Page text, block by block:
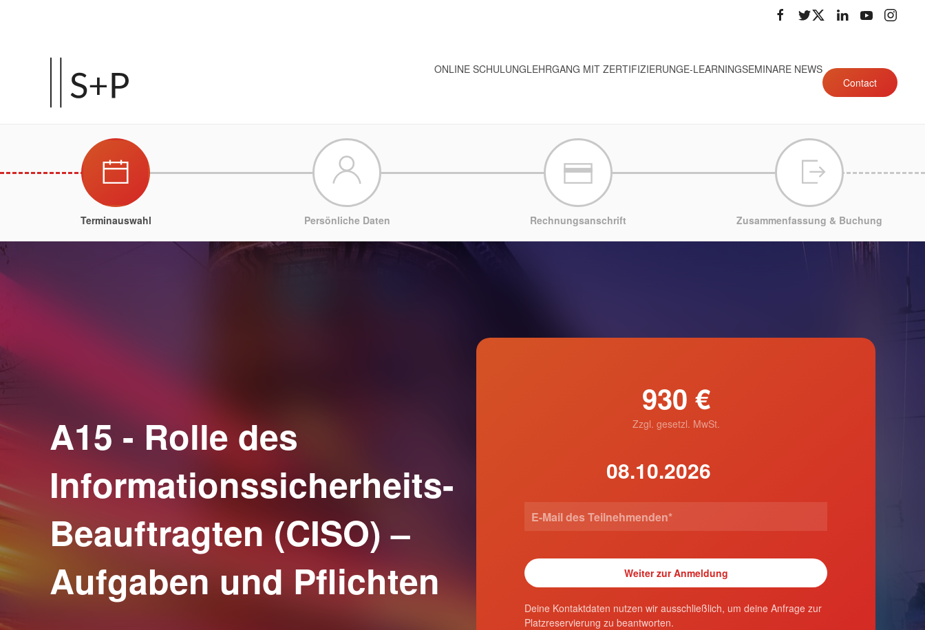
ONLINE SCHULUNGLEHRGANG MIT ZERTIFIZIERUNGE-LEARNINGSEMINARE NEWS
Contact
Terminauswahl Persönliche Daten Rechnungsanschrift Zusammenfassung & Buchung
A15 - Rolle des
Informationssicherheits-
Beauftragten (CISO) –
Aufgaben und Pflichten
930 €
Zzgl. gesetzl. MwSt.
Deine Kontaktdaten nutzen wir ausschließlich, um deine Anfrage zur
Platzreservierung zu beantworten.